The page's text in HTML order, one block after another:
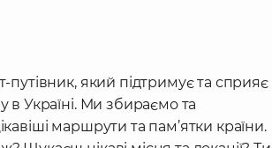
путівник, який підтримує та сприяє
в Україні. Ми збираємо та
маршрути та пам’ятки країни.